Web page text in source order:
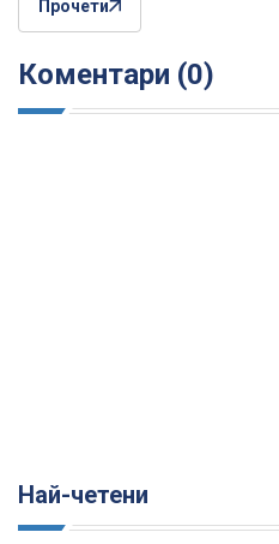
Прочети
Коментари (0)
Най-четени